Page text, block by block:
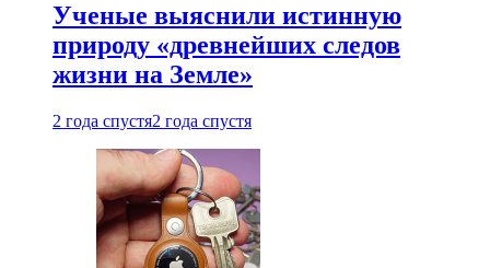
Ученые выяснили истинную
природу «древнейших следов
жизни на Земле»
2 года спустя2 года спустя